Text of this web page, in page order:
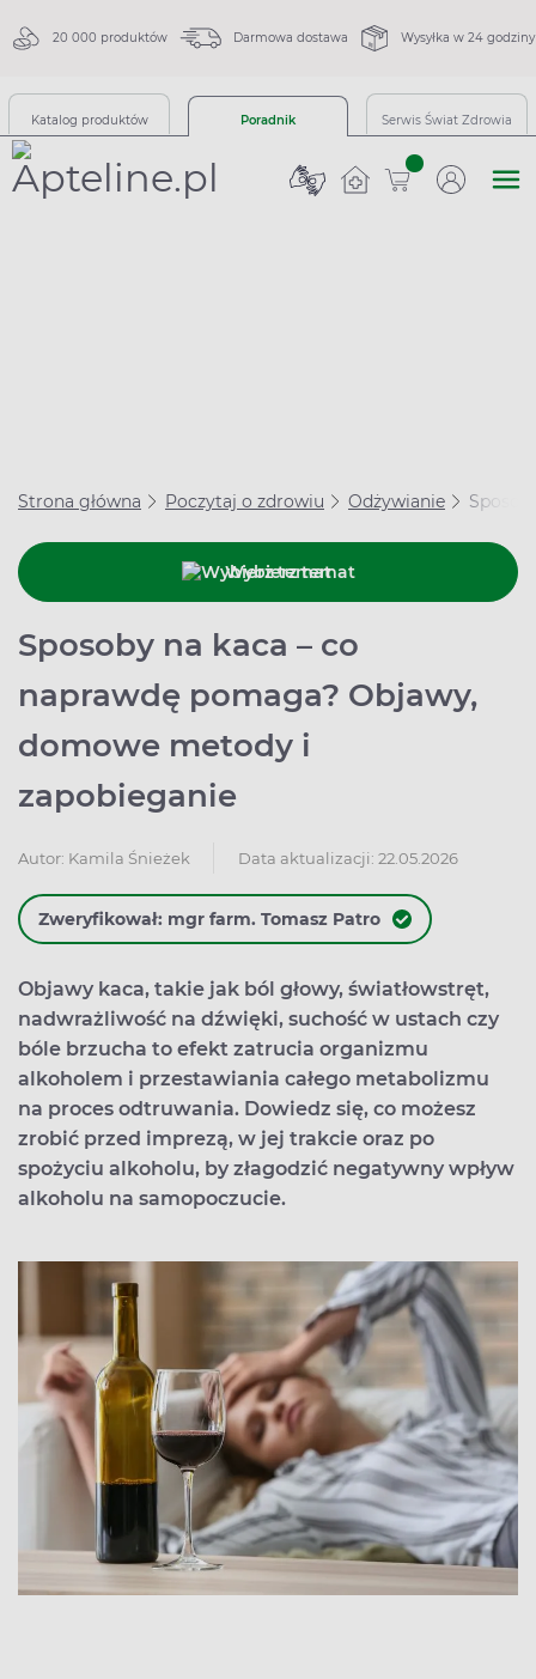
20 000 produktów Darmowa dostawa Wysyłka w 24 godziny
Katalog produktów Poradnik Serwis Świat Zdrowia
sztuk
Strona główna Poczytaj o zdrowiu Odżywianie
Wybierz temat
Sposoby na kaca – co
naprawdę pomaga? Objawy,
domowe metody i
zapobieganie
Autor: Kamila Śnieżek Data aktualizacji: 22.05.2026
Zweryfikował: mgr farm. Tomasz Patro
Objawy kaca, takie jak ból głowy, światłowstręt,
nadwrażliwość na dźwięki, suchość w ustach czy
bóle brzucha to efekt zatrucia organizmu
alkoholem i przestawiania całego metabolizmu
na proces odtruwania. Dowiedz się, co możesz
zrobić przed imprezą, w jej trakcie oraz po
spożyciu alkoholu, by złagodzić negatywny wpływ
alkoholu na samopoczucie.